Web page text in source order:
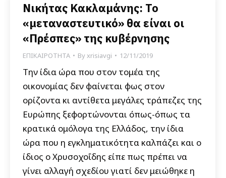
Νικήτας Κακλαμάνης: Το
«μεταναστευτικό» θα είναι οι
«Πρέσπες» της κυβέρνησης
ΕΠΙΚΑΙΡΟΤΗΤΑ Byxrisiavgi 12/11/2019
Την ίδια ώρα που στον τομέα της
οικονομίας δεν φαίνεται φως στον
ορίζοντα κι αντίθετα μεγάλες τράπεζες της
Ευρώπης ξεφορτώνονται όπως-όπως τα
κρατικά ομόλογα της Ελλάδος, την ίδια
ώρα που η εγκληματικότητα καλπάζει και ο
ίδιος ο Χρυσοχοΐδης είπε πως πρέπει να
γίνει αλλαγή σχεδίου γιατί δεν μειώθηκε η